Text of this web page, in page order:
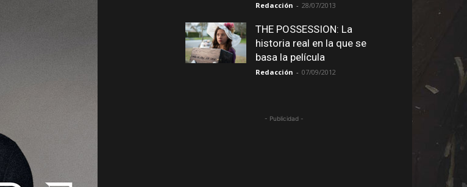
Redacción - 28/07/2013
THE POSSESSION: La
historia real en la que se
basa la película
Redacción - 07/09/2012
- Publicidad -